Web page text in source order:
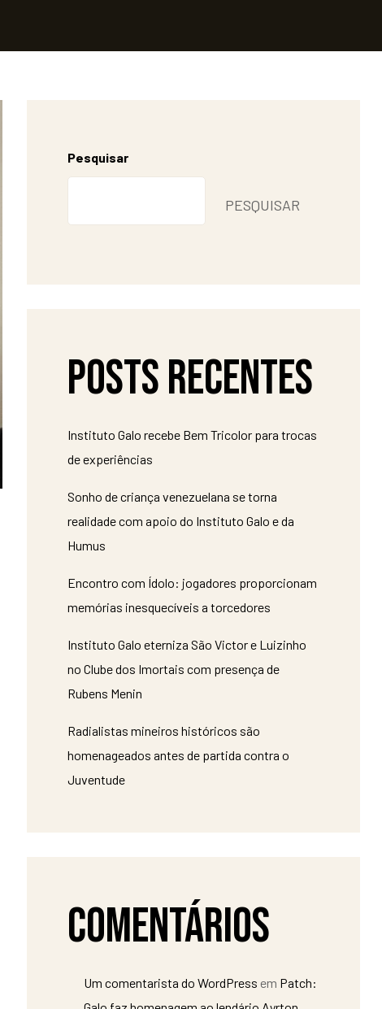
Pesquisar
PESQUISAR
Posts recentes
Instituto Galo recebe Bem Tricolor para trocas
de experiências
Sonho de criança venezuelana se torna
realidade com apoio do Instituto Galo e da
Humus
Encontro com Ídolo: jogadores proporcionam
memórias inesquecíveis a torcedores
Instituto Galo eterniza São Victor e Luizinho
no Clube dos Imortais com presença de
Rubens Menin
Radialistas mineiros históricos são
homenageados antes de partida contra o
Juventude
Comentários
Um comentarista do WordPress em Patch: